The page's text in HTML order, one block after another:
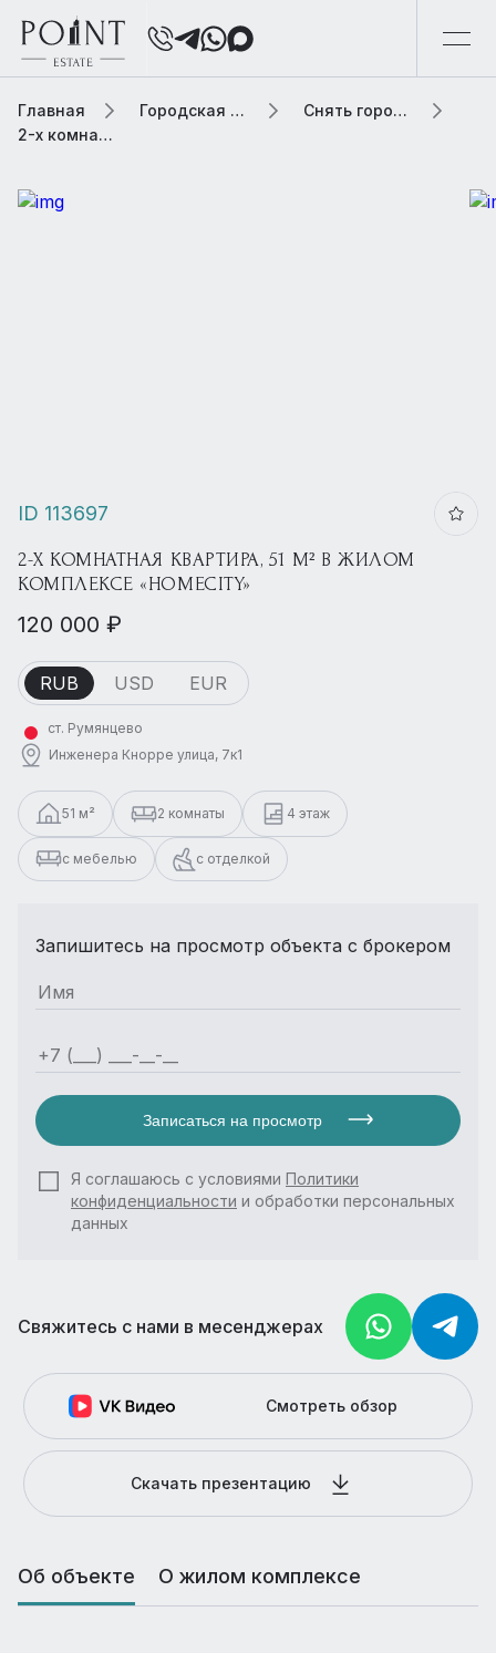
Главная Городская элитная недвижимость
Снять городскую недвижимость
2-х комнатная квартира, 51 м² В жилом комплексе «Homecity»
ID 113697
2-Х КОМНАТНАЯ КВАРТИРА, 51 М² В ЖИЛОМ
КОМПЛЕКСЕ «HOMECITY»
120 000 ₽
RUB USD EUR
ст. Румянцево
Инженера Кнорре улица, 7к1
51 м² 2 комнаты 4 этаж
с мебелью с отделкой
Запишитесь на просмотр объекта с брокером
Записаться на просмотр
Я соглашаюсь с условиями Политики
конфиденциальности и обработки персональных
данных
Свяжитесь с нами в месенджерах
Смотреть обзор
Скачать презентацию
Об объекте О жилом комплексе